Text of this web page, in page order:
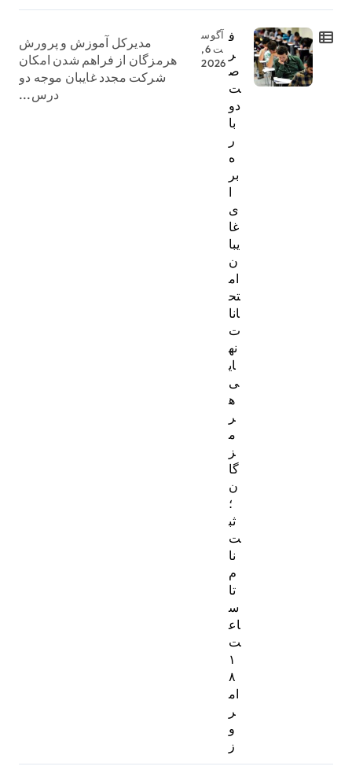
ف
ر
ص
ت
دو
با
ر
ه
بر
ا
ی
غا
یبا
ن
ام
تح
انا
ت
نه
ای
ی
ه
ر
م
ز
گا
ن
؛
ثب
ت‌
نا
م
تا
س
اع
ت
۱
۸
ام
ر
و
ز
آگوس
ت 6,
2026
مدیرکل آموزش و پرورش
هرمزگان از فراهم شدن امکان
شرکت مجدد غایبان موجه دو
درس...